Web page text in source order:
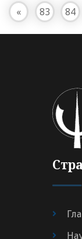
« 83 84